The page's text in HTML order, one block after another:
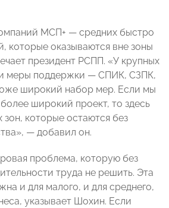
МСП+ — средних быстро
которые оказываются вне зоны
президент РСПП. «У крупных
меры поддержки — СПИК, СЗПК,
широкий набор мер. Если мы
широкий проект, то здесь
которые остаются без
— добавил он.
проблема, которую без
труда не решить. Эта
и для малого, и для среднего,
указывает Шохин. Если